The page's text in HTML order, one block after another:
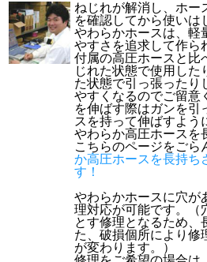
ねじれが解消し、ホー
を確認してから使いは
やわらかホースは、 軽
やすさを追求して作ら
付属の高圧ホースと比
じれた状態で使用した
た状態で引っ張ったり
やすくなるのでご留意
を伸ばす際はガンを引
スを持って伸ばすよう
やわらか高圧ホースを
こちらのページをご
か高圧ホースを長持ち
す！
やわらかホースに穴が
理対応が可能です。（
とす修理となるため、
た、破損個所により修
が変わります。）